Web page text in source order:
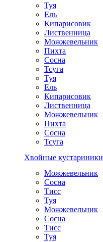
Туя
Ель
Кипарисовик
Лиственница
Можжевельник
Пихта
Сосна
Тсуга
Туя
Ель
Кипарисовик
Лиственница
Можжевельник
Пихта
Сосна
Тсуга
Хвойные кустариники
Можжевельник
Сосна
Тисс
Туя
Можжевельник
Сосна
Тисс
Туя